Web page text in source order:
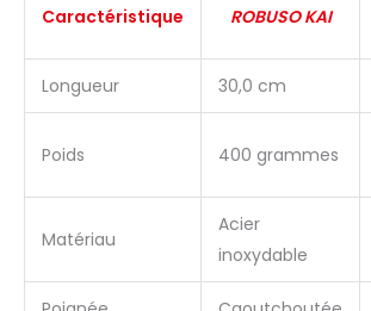
disponibles.
Caractéristique ROBUSO KAI
Longueur 30,0 cm
Poids 400 grammes
Matériau
Acier
inoxydable